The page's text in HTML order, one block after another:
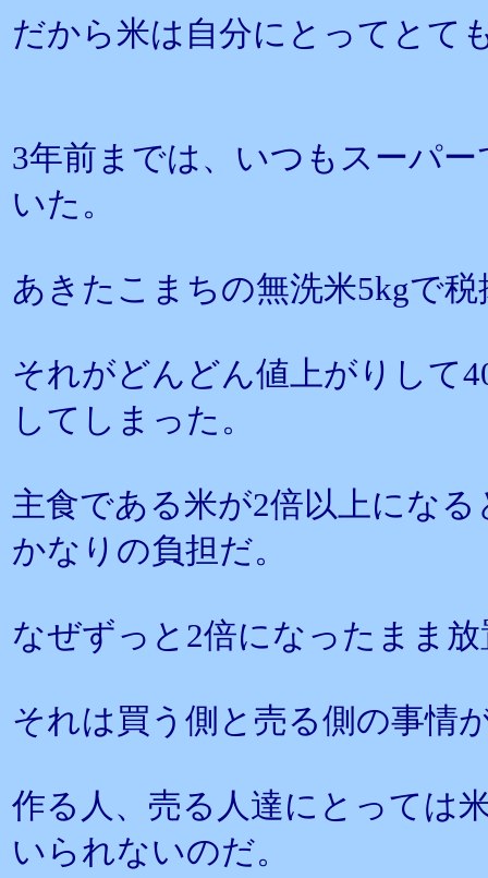
だから米は自分にとってとて
3年前までは、いつもスーパ
いた。
あきたこまちの無洗米5kgで
それがどんどん値上がりして
してしまった。
主食である米が2倍以上にな
かなりの負担だ。
なぜずっと2倍になったまま
それは買う側と売る側の事情
作る人、売る人達にとっては
いられないのだ。